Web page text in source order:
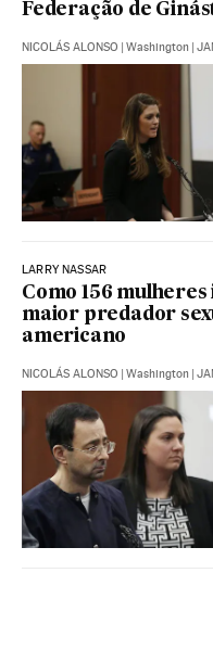
Federação de
NICOLÁS ALONSO | Washington |
LARRY NASSAR
Como 156
maior predador
americano
NICOLÁS ALONSO | Washington |